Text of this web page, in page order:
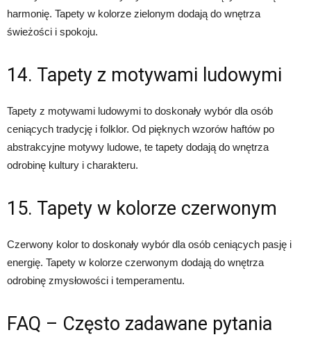
harmonię. Tapety w kolorze zielonym dodają do wnętrza
świeżości i spokoju.
14. Tapety z motywami ludowymi
Tapety z motywami ludowymi to doskonały wybór dla osób
ceniących tradycję i folklor. Od pięknych wzorów haftów po
abstrakcyjne motywy ludowe, te tapety dodają do wnętrza
odrobinę kultury i charakteru.
15. Tapety w kolorze czerwonym
Czerwony kolor to doskonały wybór dla osób ceniących pasję i
energię. Tapety w kolorze czerwonym dodają do wnętrza
odrobinę zmysłowości i temperamentu.
FAQ – Często zadawane pytania